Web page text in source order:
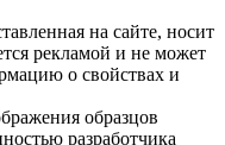
на сайте, носит
рекламой и не может
о свойствах и
образцов
разработчика